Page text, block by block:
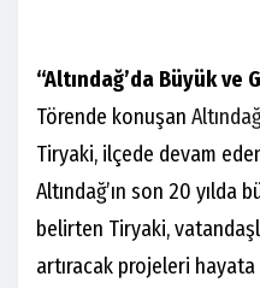
“Altındağ’da Büyük ve
Törende konuşan
Tiryaki, ilçede devam
Altındağ’ın son 20 yılda
belirten Tiryaki,
artıracak projeleri